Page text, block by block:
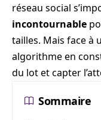
réseau social
incontournable
tailles. Mais face à
algorithme en
du lot et capter
Sommaire